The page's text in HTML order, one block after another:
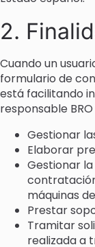
2.
Cuando un
formulario de
está facilitando
responsable
Gestionar
Elaborar
Gestionar
máquinas
Prestar
Tramitar
realizada a